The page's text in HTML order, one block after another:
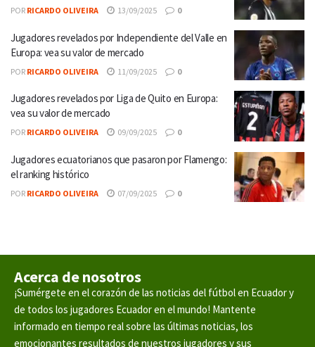
POR RICARDO OLIVEIRA 13/09/2025 0
Jugadores revelados por Independiente del Valle en
Europa: vea su valor de mercado
POR RICARDO OLIVEIRA 11/09/2025 0
Jugadores revelados por Liga de Quito en Europa:
vea su valor de mercado
POR RICARDO OLIVEIRA 09/09/2025 0
Jugadores ecuatorianos que pasaron por Flamengo:
el ranking histórico
POR RICARDO OLIVEIRA 07/09/2025 0
Acerca de nosotros
¡Sumérgete en el corazón de las noticias del fútbol en Ecuador y
de todos los jugadores Ecuador en el mundo! Mantente
informado en tiempo real sobre las últimas noticias, los
emocionantes resultados de nuestros jugadores y sus